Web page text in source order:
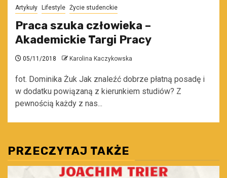
Artykuły Lifestyle Życie studenckie
Praca szuka człowieka –
Akademickie Targi Pracy
05/11/2018 Karolina Kaczykowska
fot. Dominika Żuk Jak znaleźć dobrze płatną posadę i
w dodatku powiązaną z kierunkiem studiów? Z
pewnością każdy z nas...
PRZECZYTAJ TAKŻE